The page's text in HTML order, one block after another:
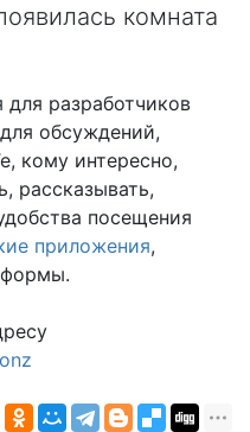
комната
разработчиков
обсуждений,
кому интересно,
рассказывать,
посещения
приложения,